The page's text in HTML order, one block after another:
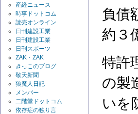
産経ニュース
時事ドットコム
読売オンライン
日刊建設工業
日刊建設工業
日刊スポーツ
ZAK・ZAK
きっこのブログ
敬天新聞
狼魔人日記
メンバー
二階堂ドットコム
依存症の独り言
負債
約３
特許
の製
いを